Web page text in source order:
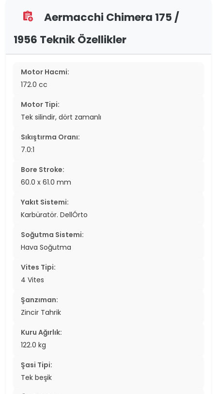
assignment_add
Aermacchi Chimera 175 /
1956 Teknik Özellikler
Motor Hacmi:
172.0 cc
Motor Tipi:
Tek silindir, dört zamanlı
Sıkıştırma Oranı:
7.0:1
Bore Stroke:
60.0 x 61.0 mm
Yakıt Sistemi:
Karbüratör. DellÓrto
Soğutma Sistemi:
Hava Soğutma
Vites Tipi:
4 Vites
Şanzıman:
Zincir Tahrik
Kuru Ağırlık:
122.0 kg
Şasi Tipi:
Tek beşik